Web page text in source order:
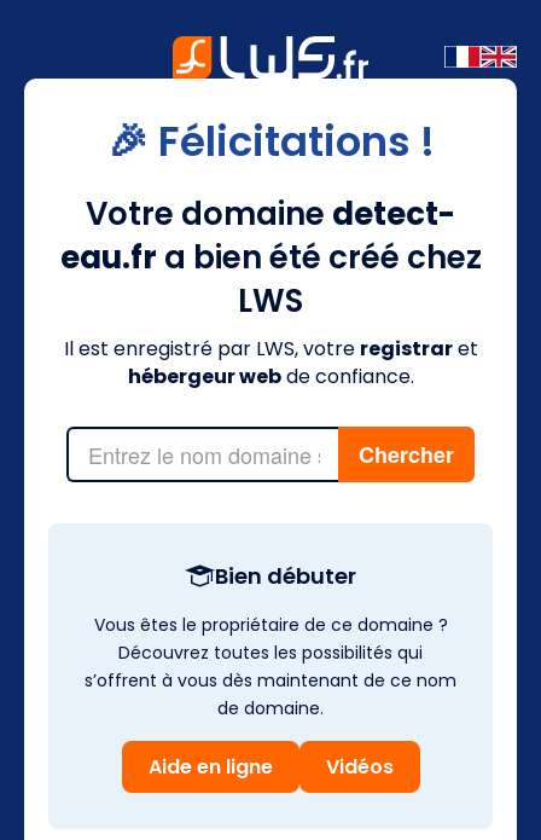
🎉 Félicitations !
Votre domaine detect-
eau.fr a bien été créé chez
LWS
Il est enregistré par LWS, votre registraret
hébergeur webde confiance.
Bien débuter
Vous êtes le propriétaire de ce domaine ?
Découvrez toutes les possibilités qui
s’offrent à vous dès maintenant de ce nom
de domaine.
Aide en ligne Vidéos